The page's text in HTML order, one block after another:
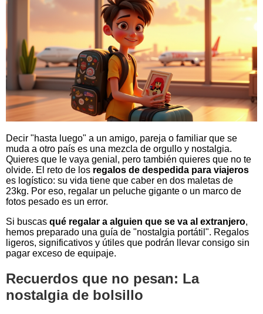
Decir "hasta luego" a un amigo, pareja o familiar que se
muda a otro país es una mezcla de orgullo y nostalgia.
Quieres que le vaya genial, pero también quieres que no te
olvide. El reto de los regalos de despedida para viajeros
es logístico: su vida tiene que caber en dos maletas de
23kg. Por eso, regalar un peluche gigante o un marco de
fotos pesado es un error.
Si buscas qué regalar a alguien que se va al extranjero,
hemos preparado una guía de "nostalgia portátil". Regalos
ligeros, significativos y útiles que podrán llevar consigo sin
pagar exceso de equipaje.
Recuerdos que no pesan: La
nostalgia de bolsillo